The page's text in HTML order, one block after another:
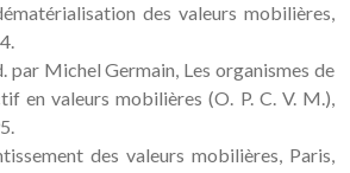
des valeurs mobilières,
par Michel Germain, Les organismes de
en valeurs mobilières (O. P. C. V. M.),
des valeurs mobilières, Paris,